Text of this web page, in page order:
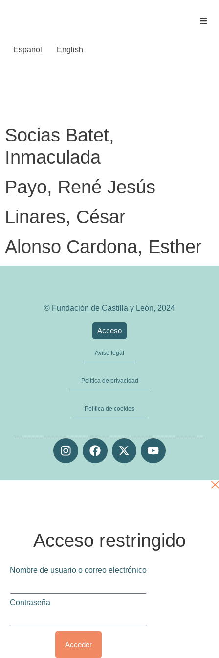
Español English
Socias Batet,
Inmaculada
Payo, René Jesús
Linares, César
Alonso Cardona, Esther
© Fundación de Castilla y León, 2024
Acceso
Aviso legal
Política de privacidad
Política de cookies
Acceso restringido
Nombre de usuario o correo electrónico
Contraseña
Acceder